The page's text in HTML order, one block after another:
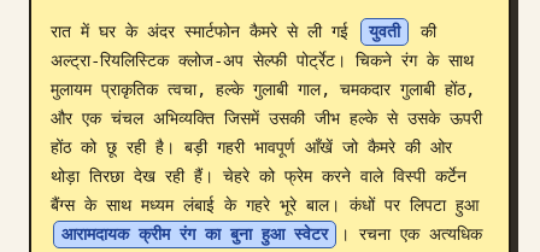
डाउनलोड
ब्लॉग
अपडेट
रात में घर के अंदर स्मार्टफोन कैमरे से ली गई युवती
की
अल्ट्रा-रियलिस्टिक क्लोज-अप सेल्फी पोर्ट्रेट। चिकने रंग के साथ
मुलायम प्राकृतिक त्वचा, हल्के गुलाबी गाल, चमकदार गुलाबी होंठ,
और एक चंचल अभिव्यक्ति जिसमें उसकी जीभ हल्के से उसके ऊपरी
होंठ को छू रही है। बड़ी गहरी भावपूर्ण आँखें जो कैमरे की ओर
थोड़ा तिरछा देख रही हैं। चेहरे को फ्रेम करने वाले विस्पी कर्टेन
बैंग्स के साथ मध्यम लंबाई के गहरे भूरे बाल। कंधों पर लिपटा हुआ
आरामदायक क्रीम रंग का बुना हुआ स्वेटर
। रचना एक अत्यधिक